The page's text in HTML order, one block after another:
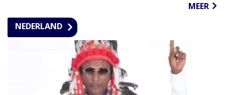
MEER
NEDERLAND